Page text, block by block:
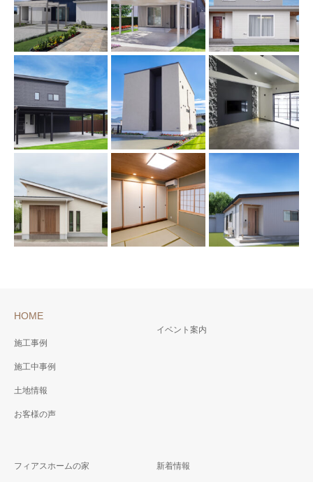
HOME
施工事例
施工中事例
土地情報
お客様の声
イベント案内
フィアスホームの家 新着情報